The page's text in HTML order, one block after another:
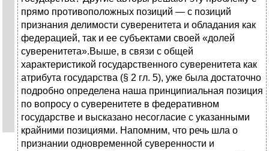
прямо противоположных пози­ций — с позиций
признания делимости суверенитета и обладания как
федерацией, так и ее субъектами своей «долей
суверенитета».Выше, в связи с общей
характеристикой государственного сувере­нитета как
атрибута государства (§ 2 гл. 5), уже была достаточно
по­дробно определена наша принципиальная позиция
по вопросу о суве­ренитете в федеративном
государстве и высказано несогласие с указан­ными
крайними позициями. Напомним, что речь шла о
признании одновременной суверенности и